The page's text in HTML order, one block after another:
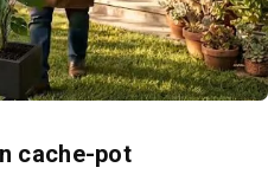
cache-pot